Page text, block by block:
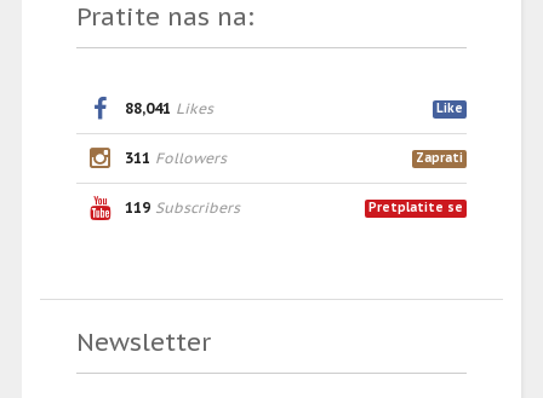
Pratite nas na:
88,041 Likes Like
311 Followers Zaprati
119 Subscribers Pretplatite se
Newsletter